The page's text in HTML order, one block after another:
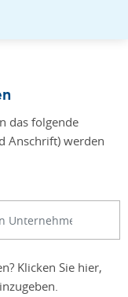
das folgende
Anschrift) werden
Klicken Sie hier,